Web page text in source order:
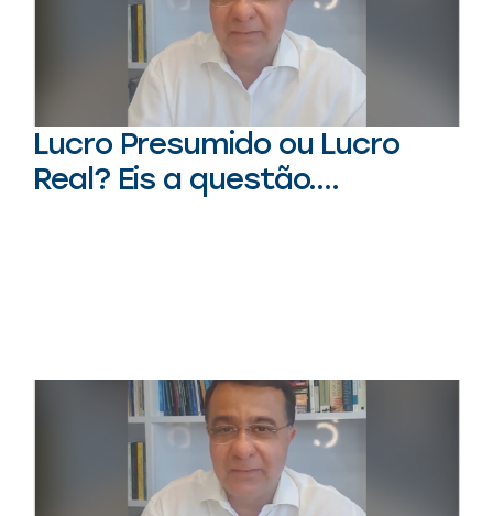
Lucro Presumido ou Lucro
Real? Eis a questão….